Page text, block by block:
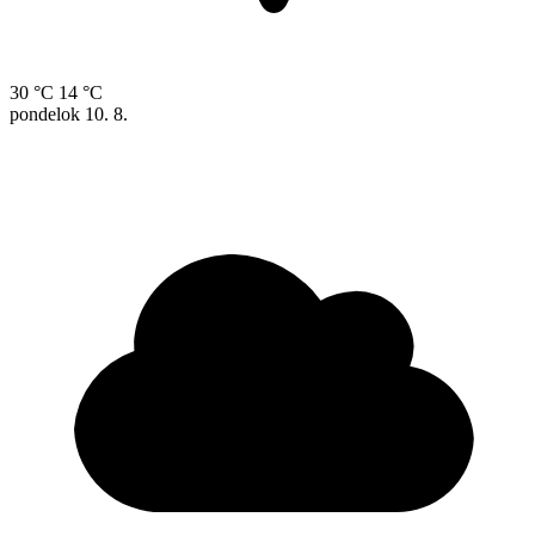
30 °C 14 °C
pondelok 10. 8.